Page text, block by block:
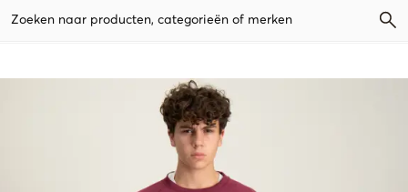
Zoeken naar producten, categorieën of merken